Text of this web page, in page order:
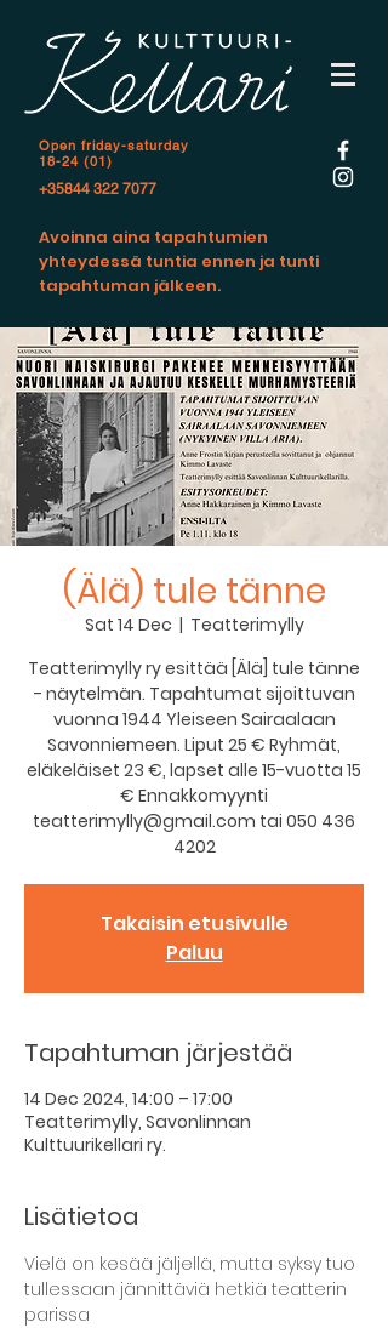
Open friday-saturday
18-24 (01)
+35844 322 7077
Avoinna aina tapahtumien
yhteydessä tuntia ennen ja tunti
tapahtuman jälkeen.
(Älä) tule tänne
Sat 14 Dec
  |
Teatterimylly
Teatterimylly ry esittää [Älä] tule tänne
- näytelmän. Tapahtumat sijoittuvan
vuonna 1944 Yleiseen Sairaalaan
Savonniemeen. Liput 25 € Ryhmät,
eläkeläiset 23 €, lapset alle 15-vuotta 15
€ Ennakkomyynti
teatterimylly@gmail.com tai 050 436
4202
Takaisin etusivulle
Paluu
Tapahtuman järjestää
14 Dec 2024, 14:00 – 17:00
Teatterimylly, Savonlinnan
Kulttuurikellari ry.
Lisätietoa
Vielä on kesää jäljellä, mutta syksy tuo
tullessaan jännittäviä hetkiä teatterin
parissa